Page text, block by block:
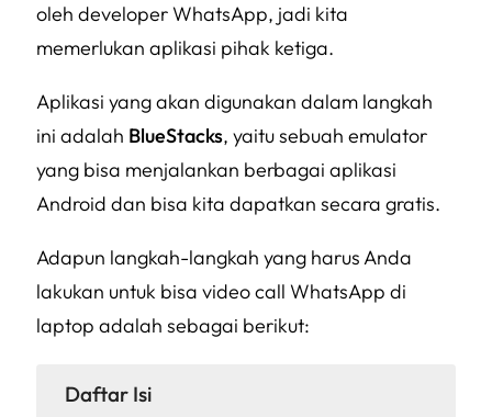
oleh developer WhatsApp, jadi kita
memerlukan aplikasi pihak ketiga.
Aplikasi yang akan digunakan dalam langkah
ini adalah BlueStacks, yaitu sebuah emulator
yang bisa menjalankan berbagai aplikasi
Android dan bisa kita dapatkan secara gratis.
Adapun langkah-langkah yang harus Anda
lakukan untuk bisa video call WhatsApp di
laptop adalah sebagai berikut:
Daftar Isi